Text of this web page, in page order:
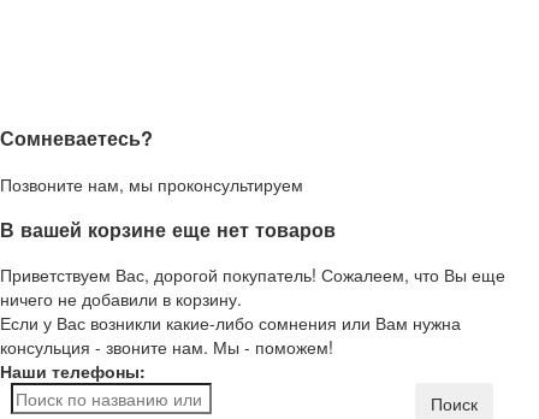
Сомневаетесь?
Позвоните нам, мы проконсультируем
В вашей корзине еще нет товаров
Приветствуем Вас, дорогой покупатель! Сожалеем, что Вы еще
ничего не добавили в корзину.
Если у Вас возникли какие-либо сомнения или Вам нужна
консульция - звоните нам. Мы - поможем!
Наши телефоны:
Поиск